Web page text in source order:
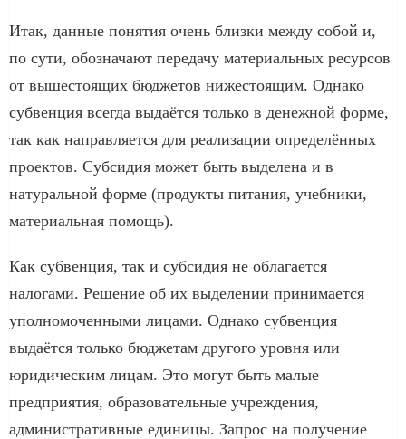
Итак, данные понятия очень близки между собой и,
по сути, обозначают передачу материальных ресурсов
от вышестоящих бюджетов нижестоящим. Однако
субвенция всегда выдаётся только в денежной форме,
так как направляется для реализации определённых
проектов. Субсидия может быть выделена и в
натуральной форме (продукты питания, учебники,
материальная помощь).
Как субвенция, так и субсидия не облагается
налогами. Решение об их выделении принимается
уполномоченными лицами. Однако субвенция
выдаётся только бюджетам другого уровня или
юридическим лицам. Это могут быть малые
предприятия, образовательные учреждения,
административные единицы. Запрос на получение